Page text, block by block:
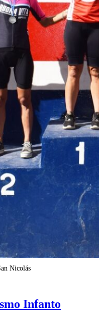
Nicolás
Infanto